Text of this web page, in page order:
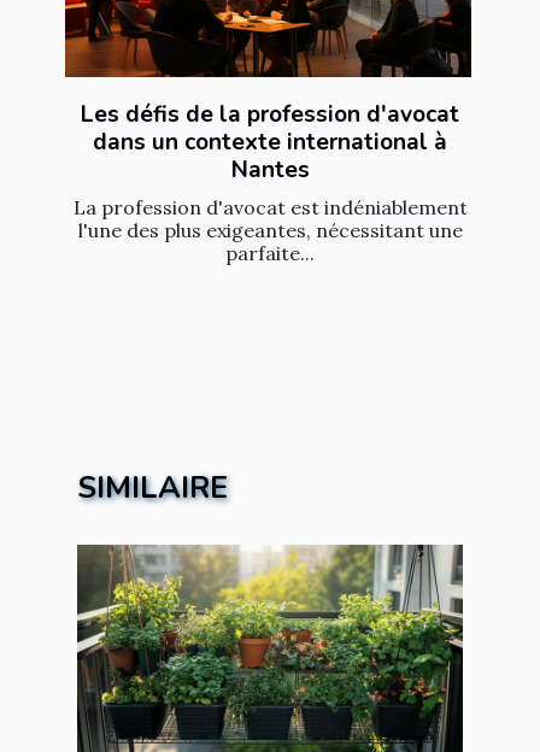
Les défis de la profession d'avocat
dans un contexte international à
Nantes
La profession d'avocat est indéniablement
l'une des plus exigeantes, nécessitant une
parfaite...
SIMILAIRE